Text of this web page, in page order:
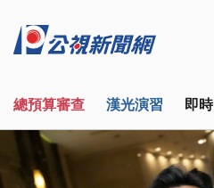
總預算審查 漢光演習 即時